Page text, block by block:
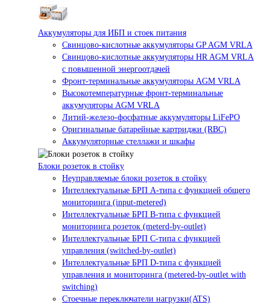
Аккумуляторы для ИБП и стоек питания
Свинцово-кислотные аккумуляторы GP AGM VRLA
Свинцово-кислотные аккумуляторы HR AGM VRLA
с повышенной энергоотдачей
Фронт-терминальные аккумуляторы AGM VRLA
Высокотемпературные фронт-терминальные
аккумуляторы AGM VRLA
Литий-железо-фосфатные аккумуляторы LiFePO
Оригинальные батарейные картриджи (RBC)
Аккумуляторные стеллажи и шкафы
Блоки розеток в стойку
Неуправляемые блоки розеток в стойку
Интеллектуальные БРП А-типа с функцией общего
мониторинга (input-metered)
Интеллектуальные БРП B-типа с функцией
мониторинга розеток (meterd-by-outlet)
Интеллектуальные БРП C-типа с функцией
управления (switched-by-outlet)
Интеллектуальные БРП D-типа с функцией
управления и мониторинга (metered-by-outlet with
switching)
Стоечные переключатели нагрузки(ATS)